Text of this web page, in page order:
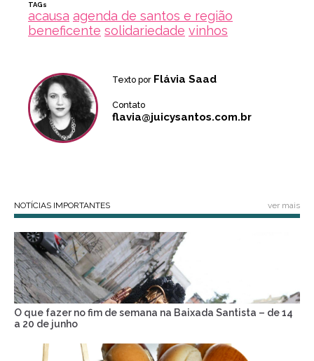
TAGs
acausa agenda de santos e região
beneficente solidariedade vinhos
Texto por Flávia Saad
Contato
flavia@juicysantos.com.br
NOTÍCIAS IMPORTANTES ver mais
O que fazer no fim de semana na Baixada Santista – de 14
a 20 de junho